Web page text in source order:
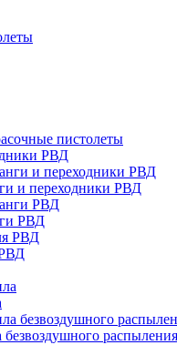
пистолеты
РВД
и переходники РВД
РВД
распыления